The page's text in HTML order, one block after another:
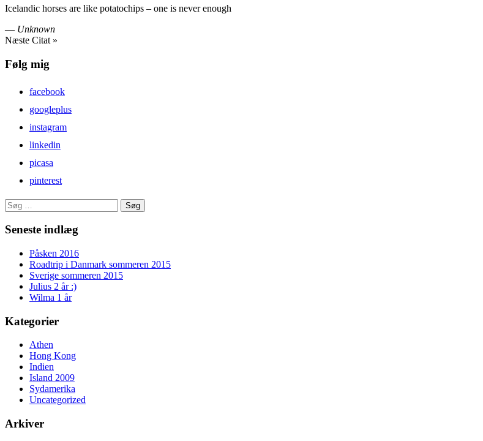
Icelandic horses are like potatochips – one is never enough
— Unknown
Næste Citat »
Følg mig
facebook
googleplus
instagram
linkedin
picasa
pinterest
Søg
efter:
Seneste indlæg
Påsken 2016
Roadtrip i Danmark sommeren 2015
Sverige sommeren 2015
Julius 2 år :)
Wilma 1 år
Kategorier
Athen
Hong Kong
Indien
Island 2009
Sydamerika
Uncategorized
Arkiver